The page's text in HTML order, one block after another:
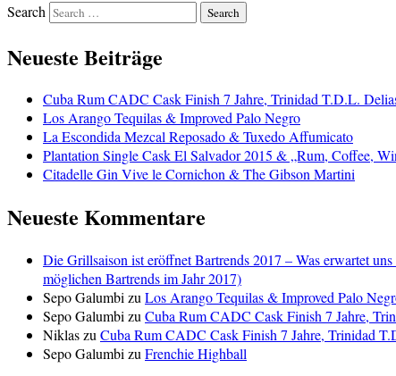
Search
Neueste Beiträge
Cuba Rum CADC Cask Finish 7 Jahre, Trinidad T.D.L.
Los Arango Tequilas & Improved Palo Negro
La Escondida Mezcal Reposado & Tuxedo Affumicato
Plantation Single Cask El Salvador 2015 & „Rum, Coffee,
Citadelle Gin Vive le Cornichon & The Gibson Martini
Neueste Kommentare
Die Grillsaison ist eröffnet Bartrends 2017 – Was erwartet
möglichen Bartrends im Jahr 2017)
Sepo GalumbizuLos Arango Tequilas & Improved Palo
Sepo GalumbizuCuba Rum CADC Cask Finish 7 Jahre,
NiklaszuCuba Rum CADC Cask Finish 7 Jahre, Trinidad
Sepo GalumbizuFrenchie Highball